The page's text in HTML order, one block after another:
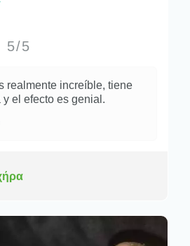
5/5
realmente increíble, tiene
y el efecto es genial.